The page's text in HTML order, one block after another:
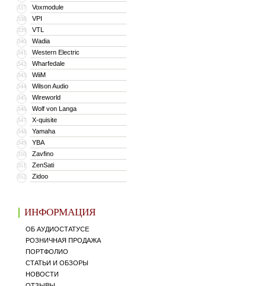
337 Voxmodule
338 VPI
339 VTL
340 Wadia
341 Western Electric
342 Wharfedale
343 WiiM
344 Wilson Audio
345 Wireworld
346 Wolf von Langa
347 X-quisite
348 Yamaha
349 YBA
350 Zavfino
351 ZenSati
352 Zidoo
ИНФОРМАЦИЯ
ОБ АУДИОСТАТУСЕ
РОЗНИЧНАЯ ПРОДАЖА
ПОРТФОЛИО
СТАТЬИ И ОБЗОРЫ
НОВОСТИ